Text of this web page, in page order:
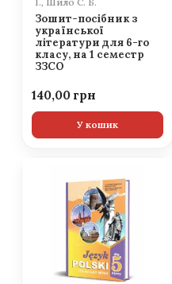
Зошит-посібник з
української
літератури для 6-го
класу, на 1 семестр
ЗЗСО
140,00
У кошик